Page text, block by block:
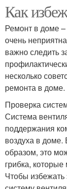
Как
Ремонт в доме –
очень
важно следить
несколько
ремонта в доме.
Проверка
Система
поддержания
воздуха в
образом, это
грибка,
Чтобы избежать